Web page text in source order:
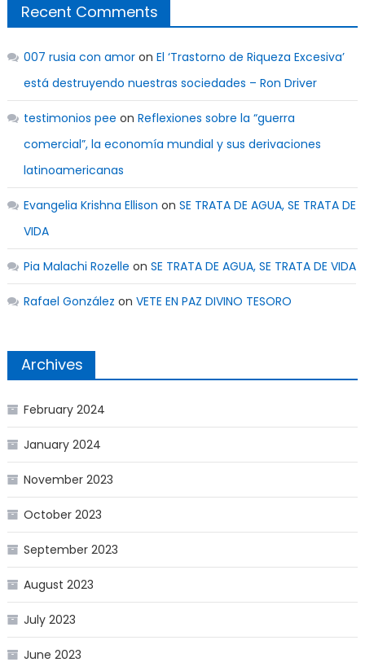
Recent Comments
007 rusia con amoron El ‘Trastorno de Riqueza Excesiva’
está destruyendo nuestras sociedades – Ron Driver
testimonios pee on Reflexiones sobre la “guerra
comercial”, la economía mundial y sus derivaciones
latinoamericanas
Evangelia Krishna Ellison on SE TRATA DE AGUA, SE TRATA DE
VIDA
Pia Malachi Rozelle on SE TRATA DE AGUA, SE TRATA DE VIDA
Rafael González on VETE EN PAZ DIVINO TESORO
Archives
February 2024
January 2024
November 2023
October 2023
September 2023
August 2023
July 2023
June 2023